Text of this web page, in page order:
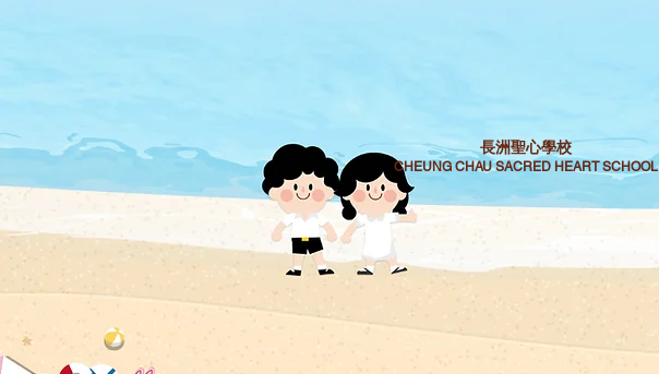
長洲聖心學校
CHEUNG CHAU SACRED HEART SCHOOL